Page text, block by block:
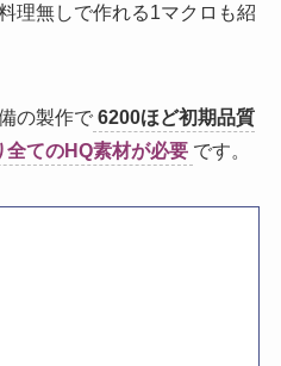
理無しで作れる1マクロも紹
の製作で 6200ほど初期品質
全てのHQ素材が必要 です。